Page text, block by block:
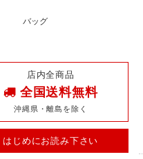
バッグ
店内全商品
全国送料無料
沖縄県・離島を除く
はじめにお読み下さい